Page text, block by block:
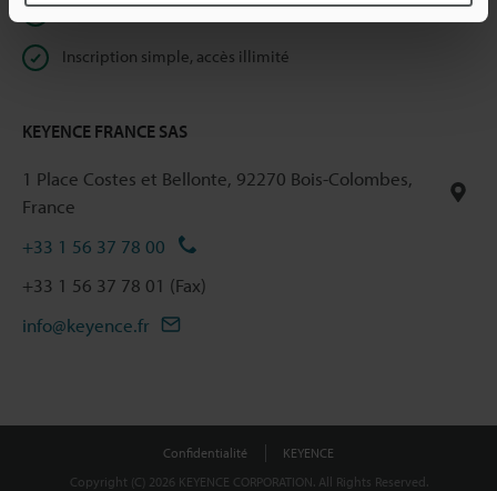
Devis rapide
Inscription simple, accès illimité
KEYENCE FRANCE SAS
1 Place Costes et Bellonte, 92270 Bois-Colombes,
France
+33 1 56 37 78 00
+33 1 56 37 78 01 (Fax)
info@keyence.fr
Confidentialité
KEYENCE
Copyright (C) 2026 KEYENCE CORPORATION. All Rights Reserved.